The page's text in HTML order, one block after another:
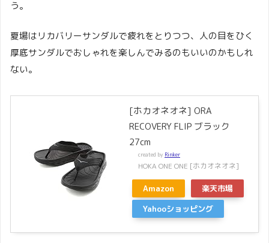
う。
夏場はリカバリーサンダルで疲れをとりつつ、人の目をひく
厚底サンダルでおしゃれを楽しんでみるのもいいのかもしれ
ない。
[ホカオネオネ] ORA
RECOVERY FLIP ブラック
27cm
created by Rinker
HOKA ONE ONE [ホカオネオネ]
Amazon
楽天市場
Yahooショッピング